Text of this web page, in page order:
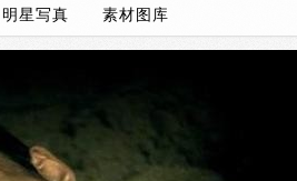
明星写真 素材图库